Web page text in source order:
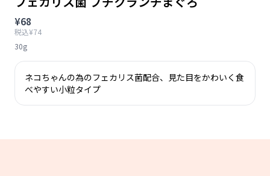
¥68
税込¥74
30g
ネコちゃんの為のフェカリス菌配合、見た目をかわいく食
べやすい小粒タイプ